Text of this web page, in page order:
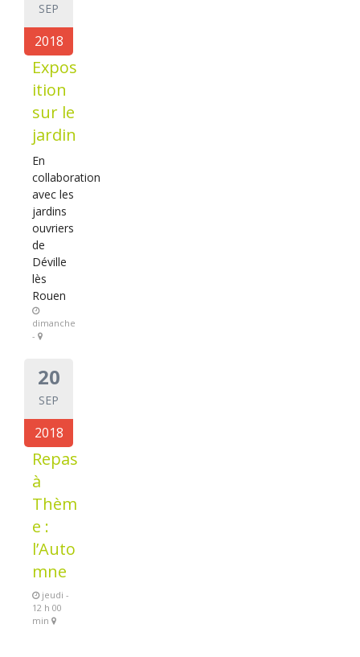
SEP
2018
Expos
ition
sur le
jardin
En
collaboration
avec les
jardins
ouvriers
de
Déville
lès
Rouen
dimanche
-
20
SEP
2018
Repas
à
Thèm
e :
l’Auto
mne
jeudi -
12 h 00
min